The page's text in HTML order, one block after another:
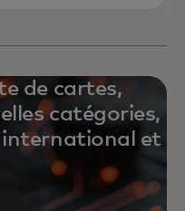
de cartes,
catégories,
et